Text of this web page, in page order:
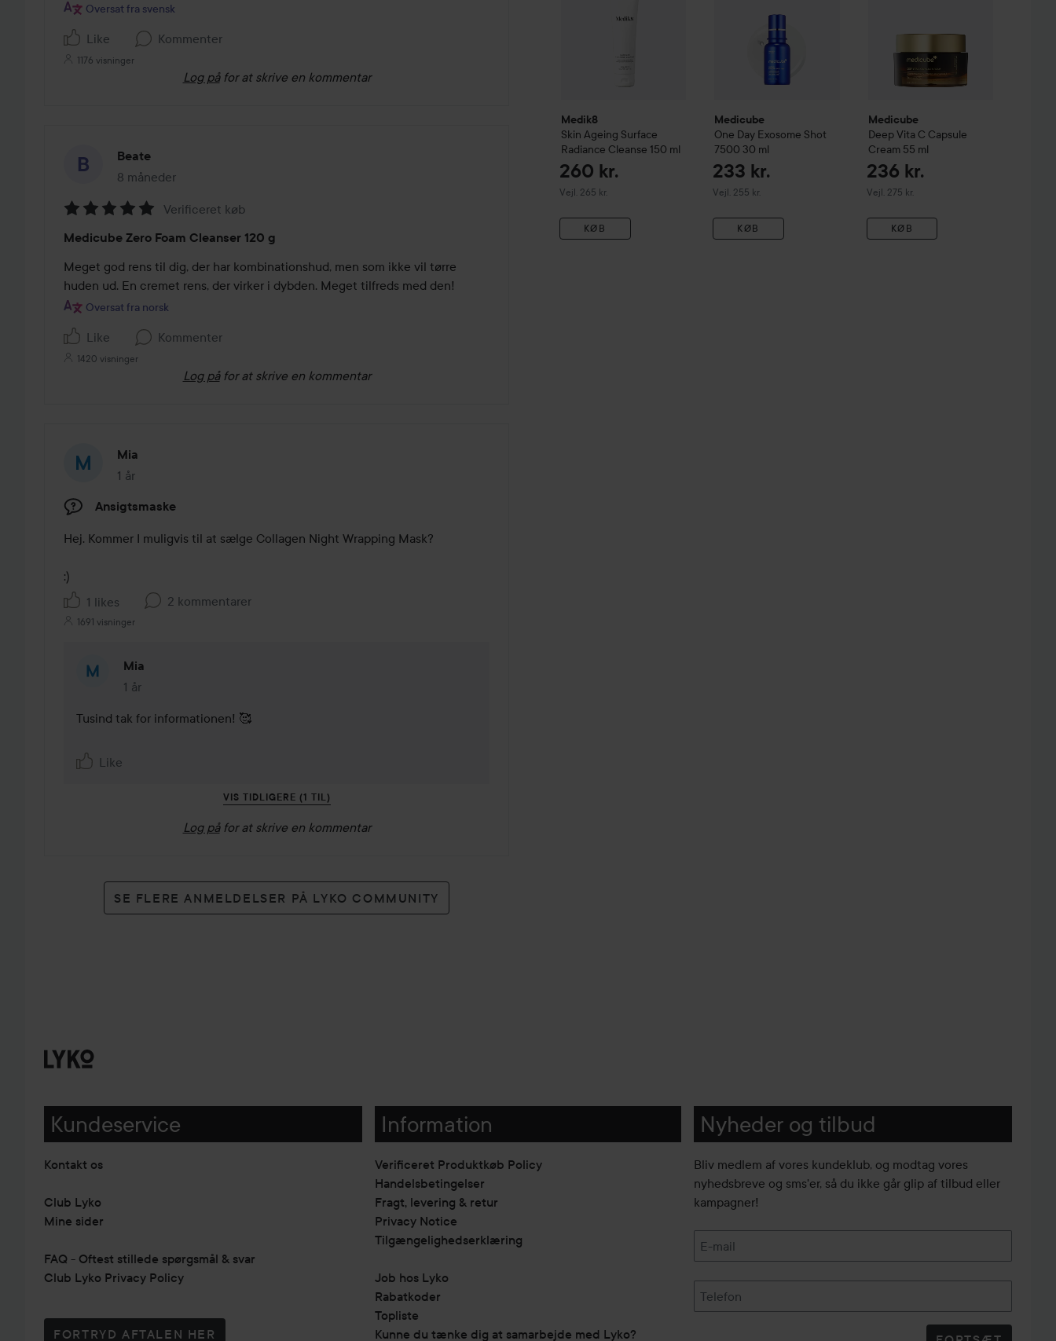
Oversat fra svensk
Like Kommenter
1176 visninger
Log på for at skrive en kommentar
Beate
8 måneder
Posten blev oprettet 8 måneder
5
ud
af
5
Verificeret køb
Medicube Zero Foam Cleanser 120 g
Meget god rens til dig, der har kombinationshud, men som ikke vil tørre
huden ud. En cremet rens, der virker i dybden. Meget tilfreds med den!
Oversat fra norsk
Like Kommenter
1420 visninger
Log på for at skrive en kommentar
Mia
1 år
Posten blev oprettet 1 år
Ansigtsmaske
Hej. Kommer I muligvis til at sælge Collagen Night Wrapping Mask?
:)
1 likes
2 kommentarer
1691 visninger
Mia
1 år
Kommentaren lades 1 år
Tusind tak for informationen! 🥰
Like
VIS TIDLIGERE (1 TIL)
Log på for at skrive en kommentar
SE FLERE ANMELDELSER PÅ LYKO COMMUNITY
Medik8
Skin Ageing Surface
Radiance Cleanse 150 ml
260 kr.
Vejl. 265 kr.
Vejledende pris 265 kr.
KØB
Medicube
One Day Exosome Shot
7500 30 ml
233 kr.
Vejl. 255 kr.
Vejledende pris 255 kr.
KØB
Medicube
Deep Vita C Capsule
Cream 55 ml
236 kr.
Vejl. 275 kr.
Vejledende pris 275 kr.
KØB
Kundeservice
Kontakt os
Club Lyko
Mine sider
FAQ - Oftest stillede spørgsmål & svar
Club Lyko Privacy Policy
FORTRYD AFTALEN HER
Information
Verificeret Produktkøb Policy
Handelsbetingelser
Fragt, levering & retur
Privacy Notice
Tilgængelighedserklæring
Job hos Lyko
Rabatkoder
Topliste
Kunne du tænke dig at samarbejde med Lyko?
Nyheder og tilbud
Bliv medlem af vores kundeklub, og modtag vores
nyhedsbreve og sms'er, så du ikke går glip af tilbud eller
kampagner!
E-mail
Telefon